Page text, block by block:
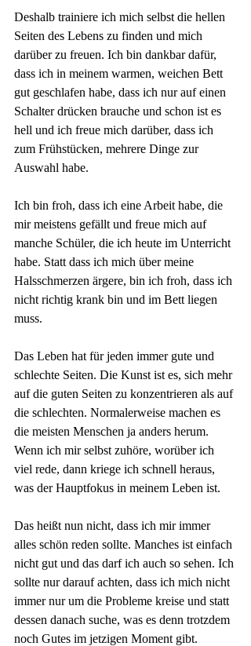
Deshalb trainiere ich mich selbst die hellen
Seiten des Lebens zu finden und mich
darüber zu freuen. Ich bin dankbar dafür,
dass ich in meinem warmen, weichen Bett
gut geschlafen habe, dass ich nur auf einen
Schalter drücken brauche und schon ist es
hell und ich freue mich darüber, dass ich
zum Frühstücken, mehrere Dinge zur
Auswahl habe.
Ich bin froh, dass ich eine Arbeit habe, die
mir meistens gefällt und freue mich auf
manche Schüler, die ich heute im Unterricht
habe. Statt dass ich mich über meine
Halsschmerzen ärgere, bin ich froh, dass ich
nicht richtig krank bin und im Bett liegen
muss.
Das Leben hat für jeden immer gute und
schlechte Seiten. Die Kunst ist es, sich mehr
auf die guten Seiten zu konzentrieren als auf
die schlechten. Normalerweise machen es
die meisten Menschen ja anders herum.
Wenn ich mir selbst zuhöre, worüber ich
viel rede, dann kriege ich schnell heraus,
was der Hauptfokus in meinem Leben ist.
Das heißt nun nicht, dass ich mir immer
alles schön reden sollte. Manches ist einfach
nicht gut und das darf ich auch so sehen. Ich
sollte nur darauf achten, dass ich mich nicht
immer nur um die Probleme kreise und statt
dessen danach suche, was es denn trotzdem
noch Gutes im jetzigen Moment gibt.